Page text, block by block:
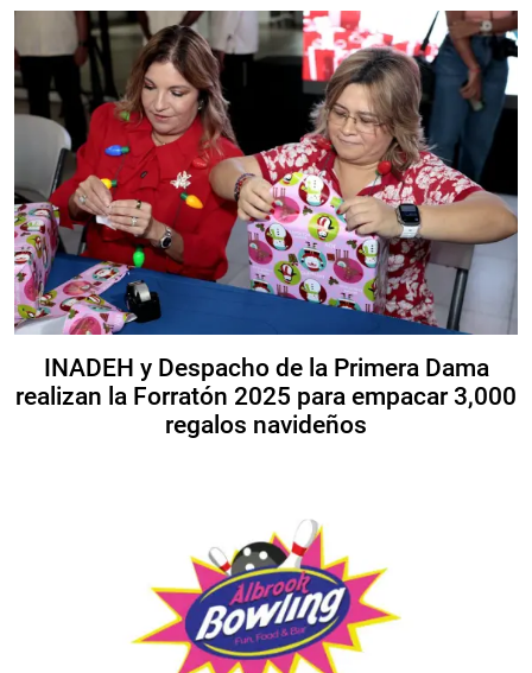
INADEH y Despacho de la Primera Dama
realizan la Forratón 2025 para empacar 3,000
regalos navideños